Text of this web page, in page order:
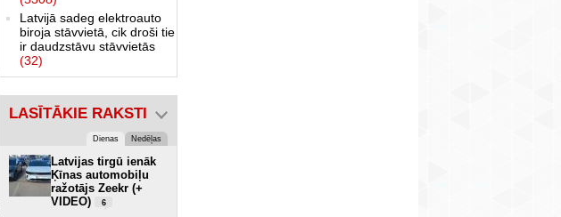
Latvijā sadeg elektroauto
biroja stāvvietā, cik droši tie
ir daudzstāvu stāvvietās
(32)
LASĪTĀKIE RAKSTI
Dienas Nedēļas
Latvijas tirgū ienāk
Ķīnas automobiļu
ražotājs Zeekr (+
VIDEO)
6